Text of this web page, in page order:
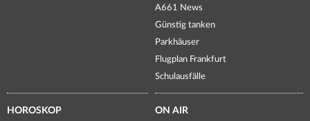
A661 News
Günstig tanken
Parkhäuser
Flugplan Frankfurt
Schulausfälle
HOROSKOP ON AIR